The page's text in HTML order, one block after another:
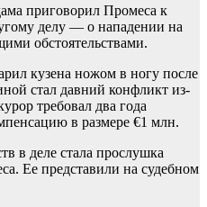
приговорил Промеса к
делу — о нападении на
обстоятельствами.
кузена ножом в ногу после
стал давний конфликт из-
требовал два года
в размере €1 млн.
в деле стала прослушка
Ее представили на судебном